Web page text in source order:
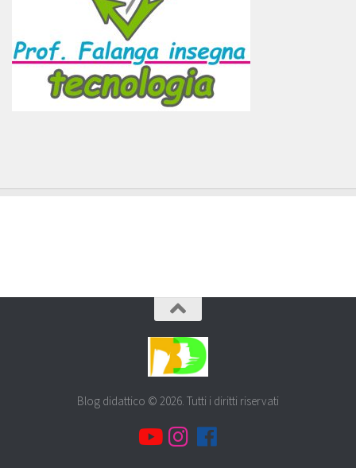
Blog didattico © 2026. Tutti i diritti riservati